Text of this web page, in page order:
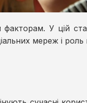
У цій
мереж і роль